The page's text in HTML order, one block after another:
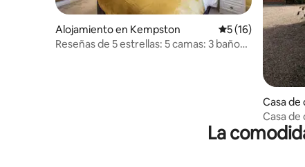
Alojamiento en Kempston Calificación
5 (16)
Reseñas de 5 estrellas: 5 camas: 3 baños:
Casa de
Casa de
La